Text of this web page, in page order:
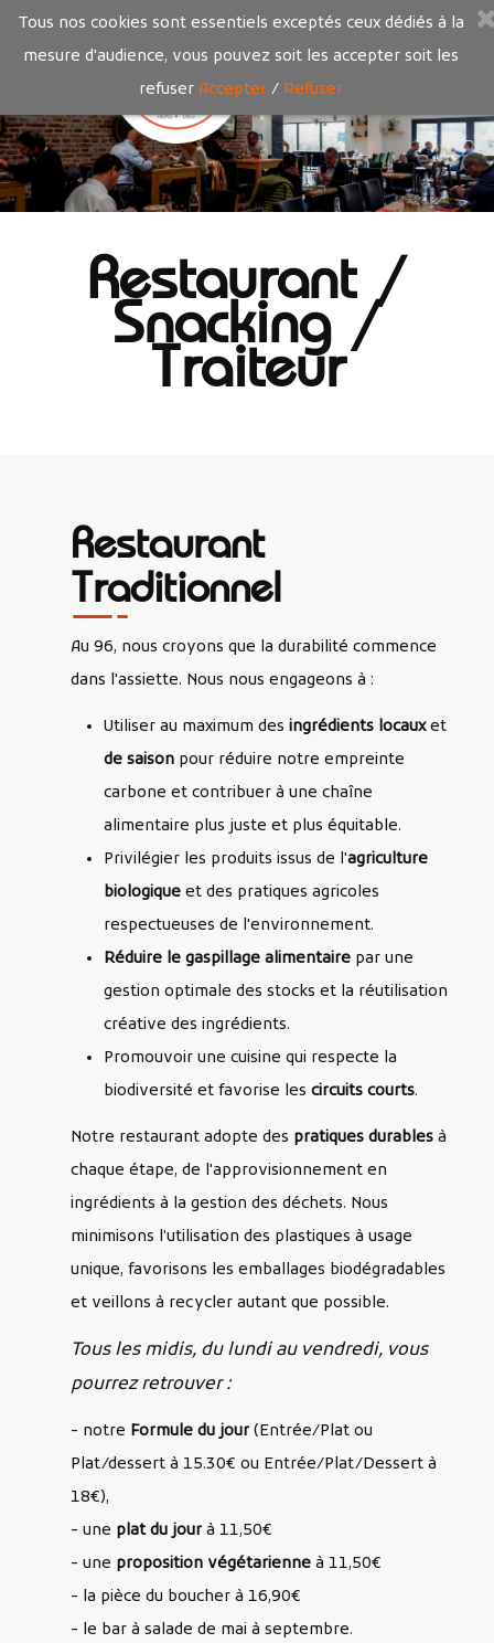
Tous nos cookies sont essentiels exceptés ceux dédiés à la
mesure d'audience, vous pouvez soit les accepter soit les
refuser Accepter / Refuser
Restaurant /
Snacking /
Traiteur
Restaurant
Traditionnel
Au 96, nous croyons que la durabilité commence
dans l'assiette. Nous nous engageons à :
Utiliser au maximum des ingrédients locauxet
de saison pour réduire notre empreinte
carbone et contribuer à une chaîne
alimentaire plus juste et plus équitable.
Privilégier les produits issus de l'agriculture
biologique et des pratiques agricoles
respectueuses de l'environnement.
Réduire le gaspillage alimentaire par une
gestion optimale des stocks et la réutilisation
créative des ingrédients.
Promouvoir une cuisine qui respecte la
biodiversité et favorise les circuits courts.
Notre restaurant adopte des pratiques durables à
chaque étape, de l'approvisionnement en
ingrédients à la gestion des déchets. Nous
minimisons l'utilisation des plastiques à usage
unique, favorisons les emballages biodégradables
et veillons à recycler autant que possible.
Tous les midis, du lundi au vendredi, vous
pourrez retrouver :
- notre Formule du jour (Entrée/Plat ou
Plat/dessert à 15.30€ ou Entrée/Plat/Dessert à
18€),
- une plat du jour à 11,50€
- une proposition végétarienne à 11,50€
- la pièce du boucher à 16,90€
- le bar à salade de mai à septembre.